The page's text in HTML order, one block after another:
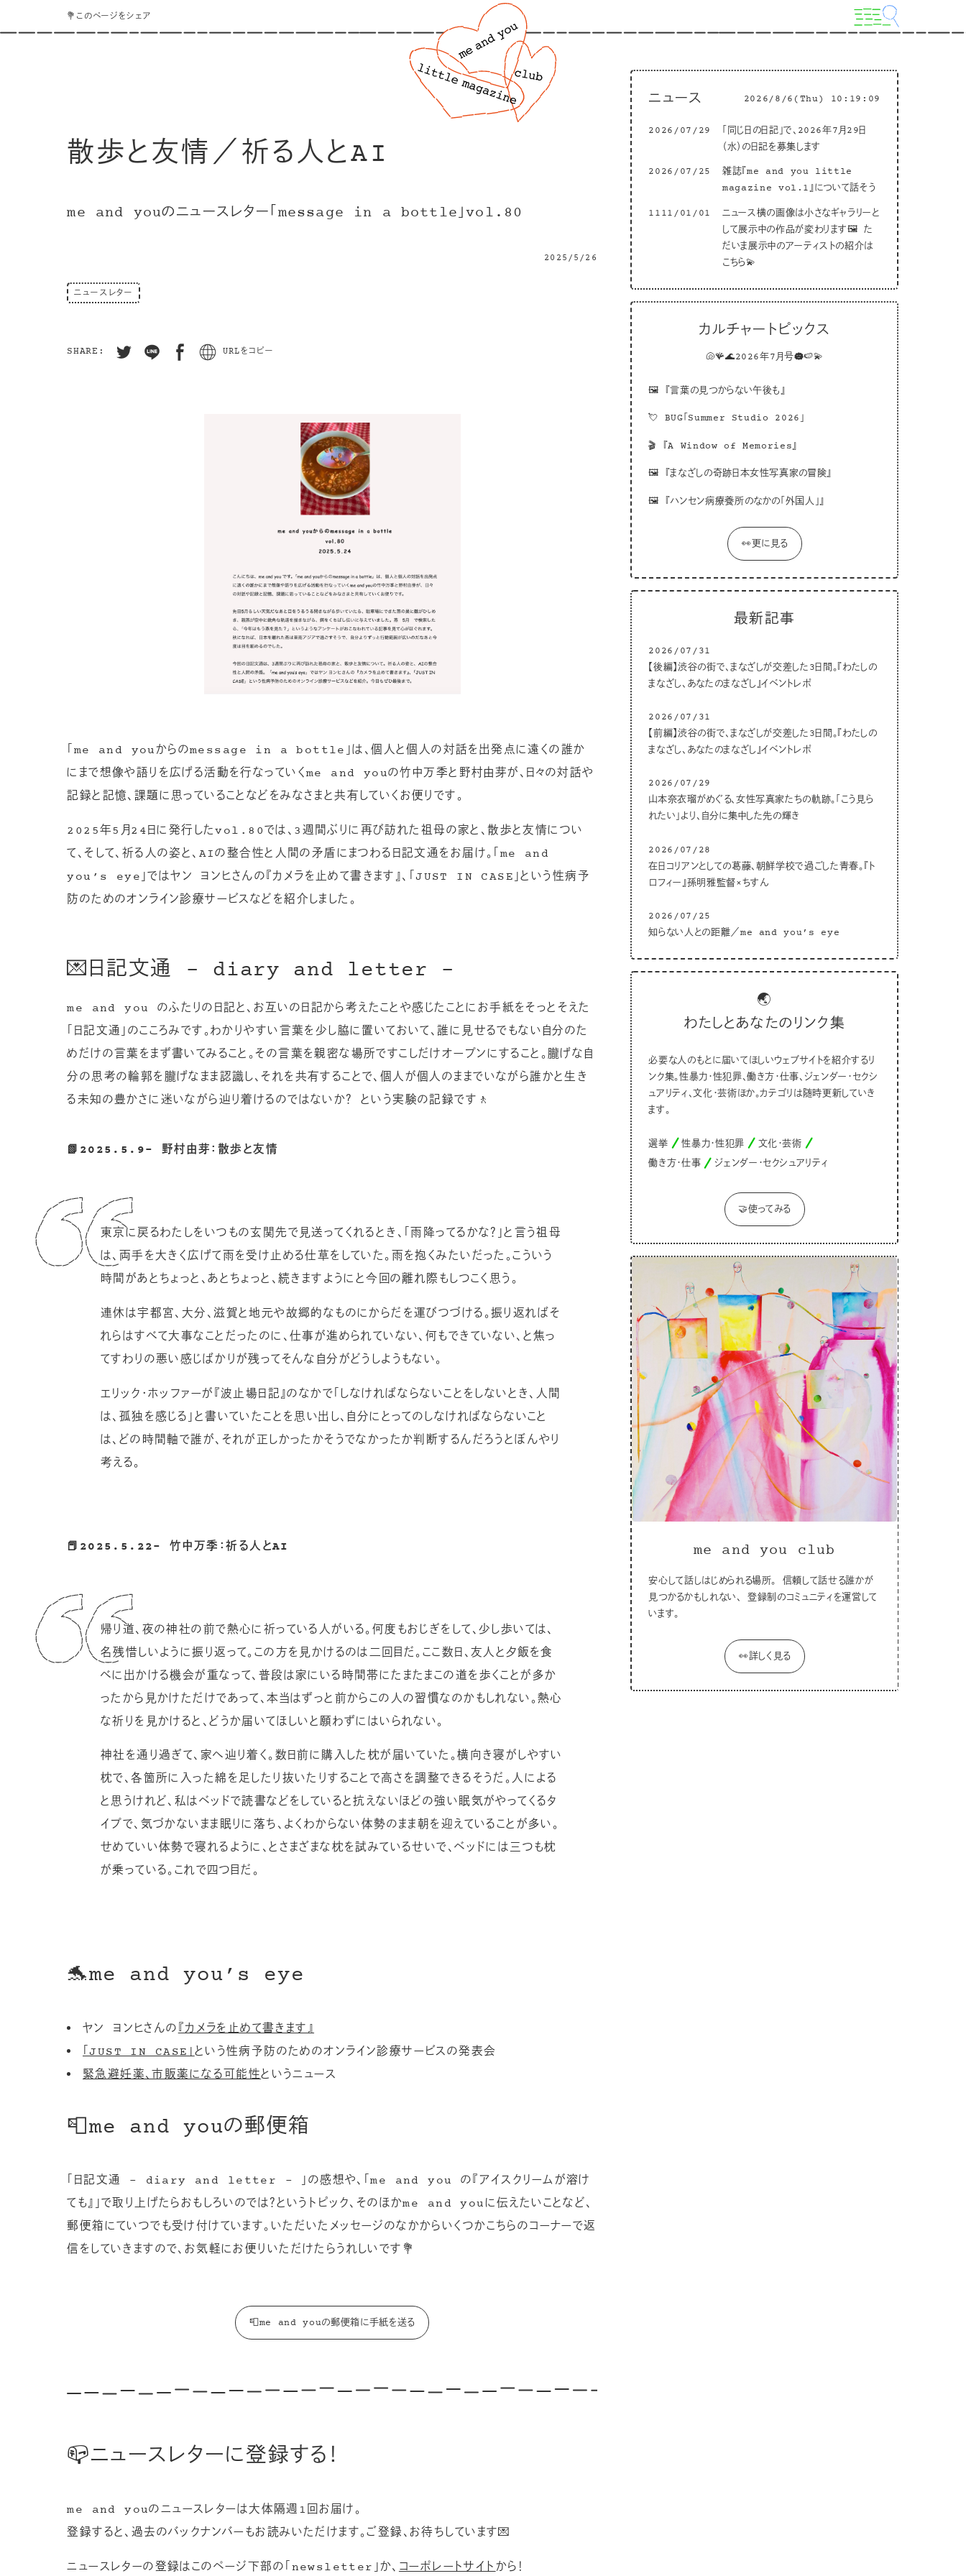
💐このページをシェア
散歩と友情／祈る人とAI
me and youのニュースレター「message in a bottle」vol.80
2025/5/26
ニュースレター
SHARE: URLをコピー
「me and youからのmessage in a bottle」は、個人と個人の対話を出発点に遠くの誰か
にまで想像や語りを広げる活動を行なっていくme and youの竹中万季と野村由芽が、日々の対話や
記録と記憶、課題に思っていることなどをみなさまと共有していくお便りです。
2025年5月24日に発行したvol.80では、3週間ぶりに再び訪れた祖母の家と、散歩と友情につい
て、そして、祈る人の姿と、AIの整合性と人間の矛盾にまつわる日記文通をお届け。「me and
you’s eye」ではヤン ヨンヒさんの『カメラを止めて書きます』、「JUST IN CASE」という性病予
防のためのオンライン診療サービスなどを紹介しました。
💌日記文通 – diary and letter –
me and you のふたりの日記と、お互いの日記から考えたことや感じたことにお手紙をそっとそえた
「日記文通」のこころみです。わかりやすい言葉を少し脇に置いておいて、誰に見せるでもない自分のた
めだけの言葉をまず書いてみること。その言葉を親密な場所ですこしだけオープンにすること。朧げな自
分の思考の輪郭を朧げなまま認識し、それを共有することで、個人が個人のままでいながら誰かと生き
る未知の豊かさに迷いながら辿り着けるのではないか？ という実験の記録です🚶
📗2025.5.9- 野村由芽：散歩と友情
東京に戻るわたしをいつもの玄関先で見送ってくれるとき、「雨降ってるかな？」と言う祖母
は、両手を大きく広げて雨を受け止める仕草をしていた。雨を抱くみたいだった。こういう
時間があとちょっと、あとちょっと、続きますようにと今回の離れ際もしつこく思う。
連休は宇都宮、大分、滋賀と地元や故郷的なものにからだを運びつづける。振り返ればそ
れらはすべて大事なことだったのに、仕事が進められていない、何もできていない、と焦っ
てすわりの悪い感じばかりが残ってそんな自分がどうしようもない。
エリック・ホッファーが『波止場日記』のなかで「しなければならないことをしないとき、人間
は、孤独を感じる」と書いていたことを思い出し、自分にとってのしなければならないこと
は、どの時間軸で誰が、それが正しかったかそうでなかったか判断するんだろうとぼんやり
考える。
📕2025.5.22- 竹中万季：祈る人とAI
帰り道、夜の神社の前で熱心に祈っている人がいる。何度もおじぎをして、少し歩いては、
名残惜しいように振り返って。この方を見かけるのは二回目だ。ここ数日、友人と夕飯を食
べに出かける機会が重なって、普段は家にいる時間帯にたまたまこの道を歩くことが多か
ったから見かけただけであって、本当はずっと前からこの人の習慣なのかもしれない。熱心
な祈りを見かけると、どうか届いてほしいと願わずにはいられない。
神社を通り過ぎて、家へ辿り着く。数日前に購入した枕が届いていた。横向き寝がしやすい
枕で、各箇所に入った綿を足したり抜いたりすることで高さを調整できるそうだ。人による
と思うけれど、私はベッドで読書などをしていると抗えないほどの強い眠気がやってくるタ
イプで、気づかないまま眠りに落ち、よくわからない体勢のまま朝を迎えていることが多い。
せめていい体勢で寝れるように、とさまざまな枕を試みているせいで、ベッドには三つも枕
が乗っている。これで四つ目だ。
🐬me and you’s eye
ヤン ヨンヒさんの『カメラを止めて書きます』
「JUST IN CASE」という性病予防のためのオンライン診療サービスの発表会
緊急避妊薬、市販薬になる可能性というニュース
📮me and youの郵便箱
「日記文通 – diary and letter – 」の感想や、「me and you の『アイスクリームが溶け
ても』」で取り上げたらおもしろいのでは？というトピック、そのほかme and youに伝えたいことなど、
郵便箱にていつでも受け付けています。いただいたメッセージのなかからいくつかこちらのコーナーで返
信をしていきますので、お気軽にお便りいただけたらうれしいです💐
📮me and youの郵便箱に手紙を送る
📪ニュースレターに登録する！
me and youのニュースレターは大体隔週1回お届け。
登録すると、過去のバックナンバーもお読みいただけます。ご登録、お待ちしています💌
ニュースレターの登録はこのページ下部の「newsletter」か、 コーポレートサイトから！
ニュース 2026/8/6(Thu) 10:19:10
2026/07/29
「同じ日の日記」で、2026年7月29日
（水）の日記を募集します
2026/07/25
雑誌『me and you little
magazine vol.1』について話そう
1111/01/01
ニュース横の画像は小さなギャラリーと
して展示中の作品が変わります🖼 た
だいま展示中のアーティストの紹介は
こちら💫
カルチャートピックス
🐚🪸🌊2026年7月号☁️🍉💫
🖼 『言葉の見つからない午後も』
💘 BUG「Summer Studio 2026」
🎬 『A Window of Memories』
🖼 『まなざしの奇跡日本女性写真家の冒険』
🖼 『ハンセン病療養所のなかの「外国人」』
👀更に見る
最新記事
2026/07/31
【後編】渋谷の街で、まなざしが交差した3日間。『わたしの
まなざし、あなたのまなざし』イベントレポ
2026/07/31
【前編】渋谷の街で、まなざしが交差した3日間。『わたしの
まなざし、あなたのまなざし』イベントレポ
2026/07/29
山本奈衣瑠がめぐる、女性写真家たちの軌跡。「こう見ら
れたい」より、自分に集中した先の輝き
2026/07/28
在日コリアンとしての葛藤、朝鮮学校で過ごした青春。『ト
ロフィー』孫明雅監督×ちすん
2026/07/25
知らない人との距離／me and you’s eye
🌏
わたしとあなたのリンク集
必要な人のもとに届いてほしいウェブサイトを紹介するリ
ンク集。性暴力・性犯罪、働き方・仕事、ジェンダー・セクシ
ュアリティ、文化・芸術ほか。カテゴリは随時更新していき
ます。
選挙 性暴力・性犯罪
文化・芸術
働き方・仕事
ジェンダー・セクシュアリティ
🤝使ってみる
me and you club
安心して話しはじめられる場所。 信頼して話せる誰かが
見つかるかもしれない、 登録制のコミュニティを運営して
います。
👀詳しく見る